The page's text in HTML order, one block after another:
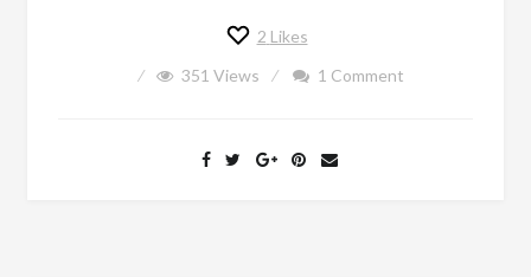
2 Likes
351 Views 1 Comment